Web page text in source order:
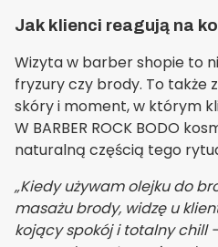
Jak klienci reagują na
Wizyta w barber shopie to
fryzury czy brody. To także
skóry i moment, w którym
W BARBER ROCK BODO
naturalną częścią tego
„Kiedy używam olejku do
masażu brody, widzę u
kojący spokój i totalny chill